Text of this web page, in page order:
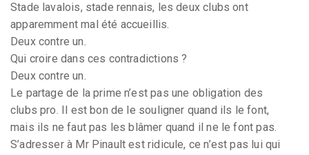
Stade lavalois, stade rennais, les deux clubs ont
apparemment mal été accueillis.
Deux contre un.
Qui croire dans ces contradictions ?
Deux contre un.
Le partage de la prime n’est pas une obligation des
clubs pro. Il est bon de le souligner quand ils le font,
mais ils ne faut pas les blâmer quand il ne le font pas.
S’adresser à Mr Pinault est ridicule, ce n’est pas lui qui